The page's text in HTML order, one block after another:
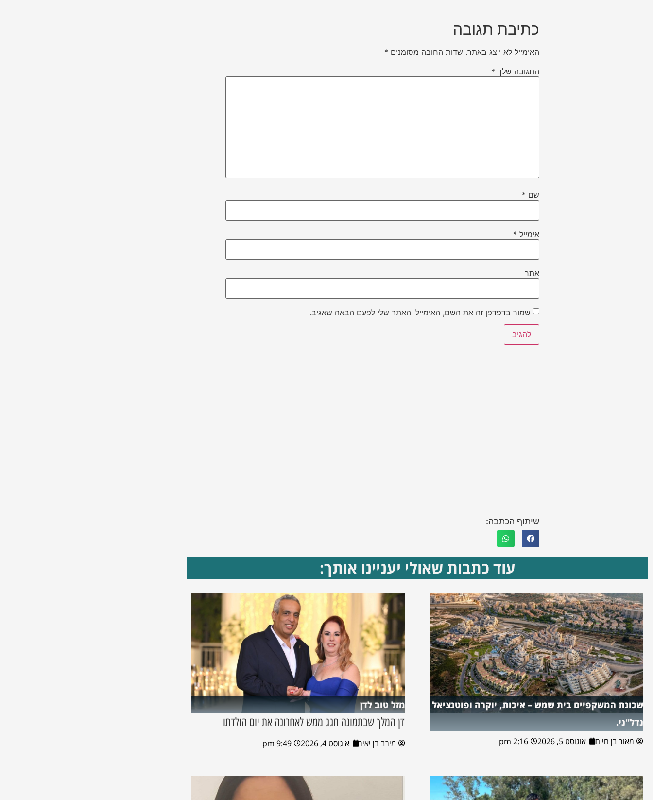
כתיבת תגובה
האימייל לא יוצג באתר. שדות החובה מסומנים *
התגובה שלך *
שם *
אימייל *
אתר
שמור בדפדפן זה את השם, האימייל והאתר שלי לפעם הבאה שאגיב.
שיתוף הכתבה:
עוד כתבות שאולי יעניינו אותך:
שכונת המשקפיים בית שמש – איכות, יוקרה ופוטנציאל
נדל"ני.
מאור בן חיים אוגוסט 5, 2026 2:16 pm
מזל טוב לדן
דן המלך שבתמונה חגג ממש לאחרונה את יום הולדתו
מירב בן יאיר אוגוסט 4, 2026 9:49 pm